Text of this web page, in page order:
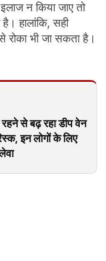
न किया जाए तो
हालांकि, सही
रोका भी जा सकता है।
से बढ़ रहा डीप वेन
इन लोगों के लिए